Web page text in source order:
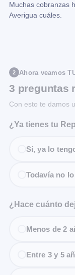
Muchas cobranzas
Averigua cuáles.
2 Ahora veamos
3 preguntas
Con esto te damos
¿Ya tienes tu
Sí, ya lo
Todavía no
¿Hace cuánto
Menos de 2
Entre 3 y 5